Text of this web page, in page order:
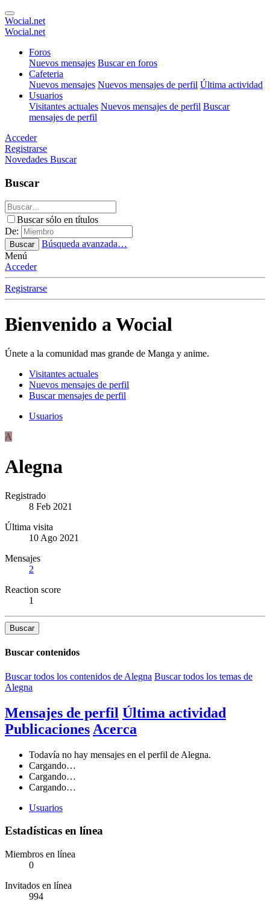
Wocial.net
Wocial.net
Foros
Nuevos mensajes Buscar en foros
Cafeteria
Nuevos mensajes Nuevos mensajes de perfil Última actividad
Usuarios
Visitantes actuales Nuevos mensajes de perfil Buscar
mensajes de perfil
Acceder
Registrarse
Novedades Buscar
Buscar
Buscar sólo en títulos
De:
Buscar
Búsqueda avanzada…
Menú
Acceder
Registrarse
Bienvenido a Wocial
Únete a la comunidad mas grande de Manga y anime.
Visitantes actuales
Nuevos mensajes de perfil
Buscar mensajes de perfil
Usuarios
A
Alegna
Registrado
8 Feb 2021
Última visita
10 Ago 2021
Mensajes
2
Reaction score
1
Buscar
Buscar contenidos
Buscar todos los contenidos de Alegna Buscar todos los temas de
Alegna
Mensajes de perfil Última actividad
Publicaciones Acerca
Todavía no hay mensajes en el perfil de Alegna.
Cargando…
Cargando…
Cargando…
Usuarios
Estadísticas en línea
Miembros en línea
0
Invitados en línea
994